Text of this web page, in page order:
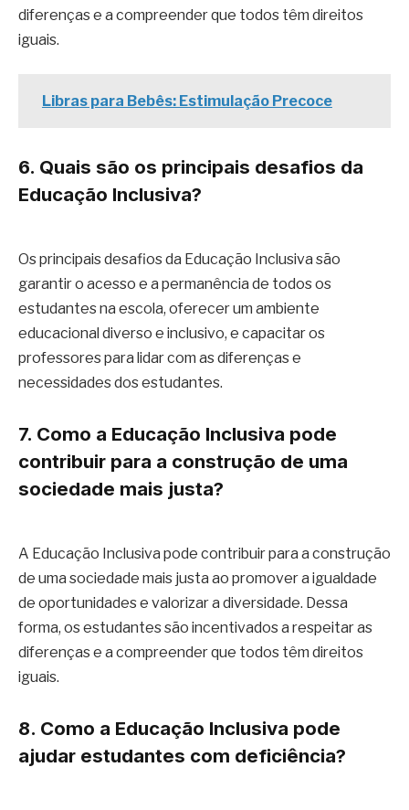
diferenças e a compreender que todos têm direitos
iguais.
Libras para Bebês: Estimulação Precoce
6. Quais são os principais desafios da
Educação Inclusiva?
Os principais desafios da Educação Inclusiva são
garantir o acesso e a permanência de todos os
estudantes na escola, oferecer um ambiente
educacional diverso e inclusivo, e capacitar os
professores para lidar com as diferenças e
necessidades dos estudantes.
7. Como a Educação Inclusiva pode
contribuir para a construção de uma
sociedade mais justa?
A Educação Inclusiva pode contribuir para a construção
de uma sociedade mais justa ao promover a igualdade
de oportunidades e valorizar a diversidade. Dessa
forma, os estudantes são incentivados a respeitar as
diferenças e a compreender que todos têm direitos
iguais.
8. Como a Educação Inclusiva pode
ajudar estudantes com deficiência?